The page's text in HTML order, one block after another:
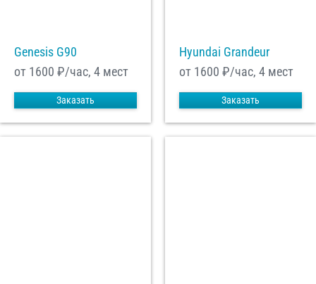
Genesis G90
от 1600 ₽/час, 4 мест
Заказать
Hyundai Grandeur
от 1600 ₽/час, 4 мест
Заказать